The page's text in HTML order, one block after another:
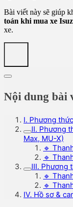
Bài viết này sẽ giúp
toán khi mua xe
xe.
Nội dung bài
I. Phương
II. Phương
Max, MU-X)
🔹
🔹
III. Phương
🔹
🔹
IV. Hồ sơ &